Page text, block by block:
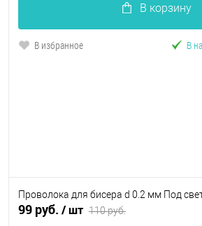
В корзину
В избранное В
Проволока для бисера d 0.2 мм Под
99 руб. / шт 110 руб.